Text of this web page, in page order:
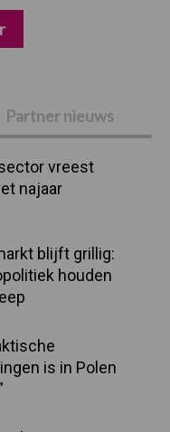
Partner nieuws
vreest
najaar
blijft grillig:
houden
is in Polen